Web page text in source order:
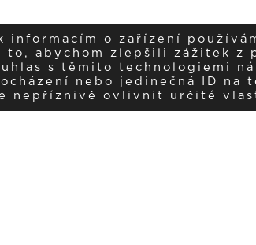
nás
informacím o zařízení
to, abychom zlepšili zážitek z
s těmito technologiemi
nebo jedinečná ID na
nepříznivě ovlivnit určité